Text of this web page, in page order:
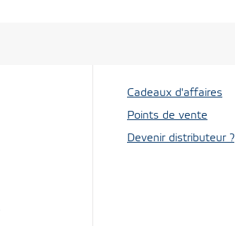
Cadeaux d'affaires
Points de vente
Devenir distributeur ?